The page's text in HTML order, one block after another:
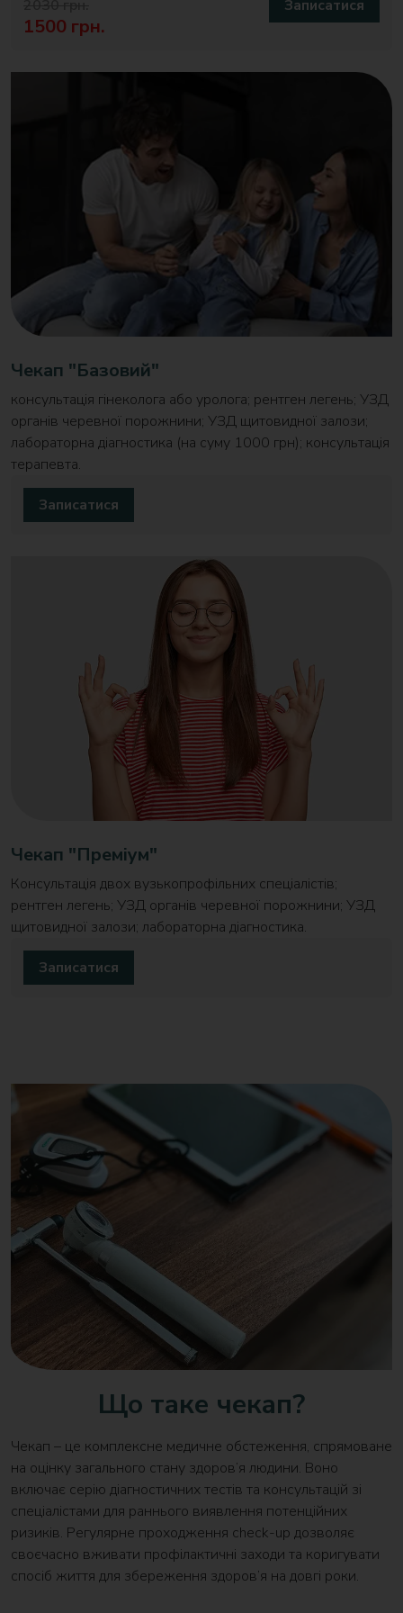
1500 грн.
Записатися
Чекап "Базовий"
консультація гінеколога або уролога; рентген легень; УЗД
органів черевної порожнини; УЗД щитовидної залози;
лабораторна діагностика (на суму 1000 грн); консультація
терапевта.
Записатися
Чекап "Преміум"
Консультація двох вузькопрофільних спеціалістів;
рентген легень; УЗД органів черевної порожнини; УЗД
щитовидної залози; лабораторна діагностика.
Записатися
Що таке чекап?
Чекап – це комплексне медичне обстеження, спрямоване
на оцінку загального стану здоров’я людини. Воно
включає серію діагностичних тестів та консультацій зі
спеціалістами для раннього виявлення потенційних
ризиків. Регулярне проходження check-up дозволяє
своєчасно вживати профілактичні заходи та коригувати
спосіб життя для збереження здоров’я на довгі роки.